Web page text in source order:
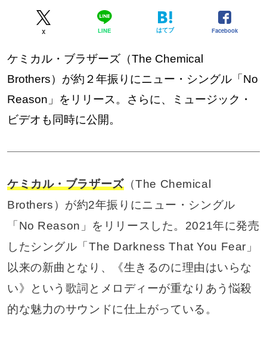
X LINE はてブ Facebook
ケミカル・ブラザーズ（The Chemical
Brothers）が約２年振りにニュー・シングル「No
Reason」をリリース。さらに、ミュージック・
ビデオも同時に公開。
ケミカル・ブラザーズ（The Chemical
Brothers）が約2年振りにニュー・シングル
「No Reason」をリリースした。2021年に発売
したシングル「The Darkness That You Fear」
以来の新曲となり、《生きるのに理由はいらな
い》という歌詞とメロディーが重なりあう悩殺
的な魅力のサウンドに仕上がっている。